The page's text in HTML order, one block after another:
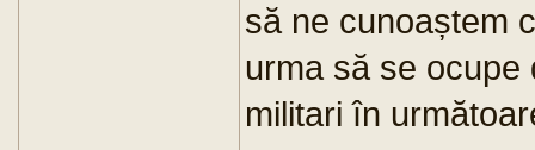
să ne cunoaștem
urma să se ocupe
militari în